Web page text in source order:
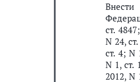
ст.
N 24,
ст. 4; N
N 1, ст.
2012, N